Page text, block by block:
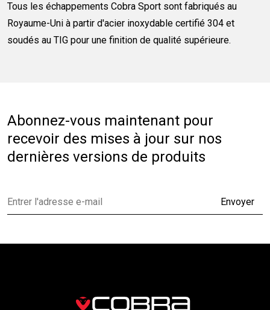
Tous les échappements Cobra Sport sont fabriqués au
Royaume-Uni à partir d'acier inoxydable certifié 304 et
soudés au TIG pour une finition de qualité supérieure.
Abonnez-vous maintenant pour
recevoir des mises à jour sur nos
dernières versions de produits
Envoyer